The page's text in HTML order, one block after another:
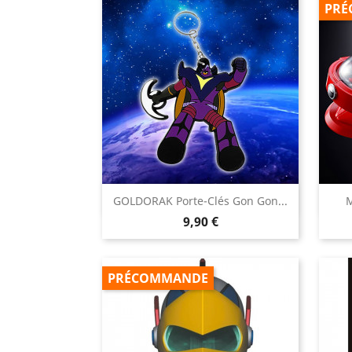
GOLDORAK Porte-Clés Gon Gon...
Prix
9,90 €
Aperçu rapide
PRÉCOMMANDE